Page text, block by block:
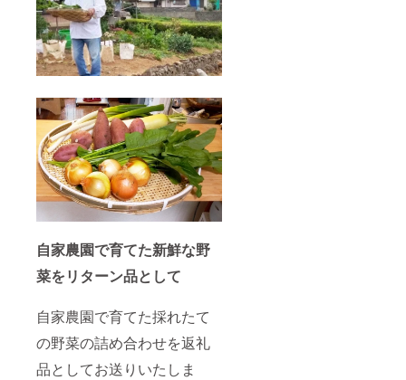
自家農園で育てた新鮮な野
菜をリターン品として
自家農園で育てた採れたて
の野菜の詰め合わせを返礼
品としてお送りいたしま